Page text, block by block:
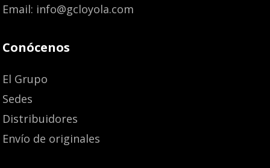
Email: info@gcloyola.com
Conócenos
El Grupo
Sedes
Distribuidores
Envío de originales